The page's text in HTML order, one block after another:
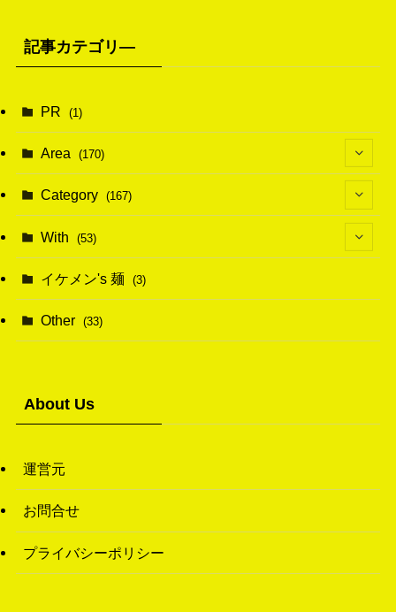
記事カテゴリ―
PR (1)
Area (170)
(1)
(38)
(26)
(46)
Category (167)
(114)
With (53)
(15)
(43)
(49)
イケメン's 麺 (3)
Other (33)
About Us
運営元
お問合せ
プライバシーポリシー